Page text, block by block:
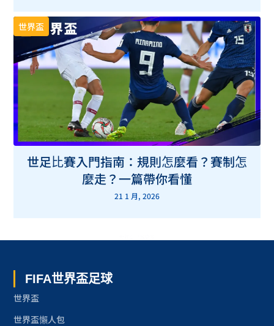
世界盃
世足比賽入門指南：規則怎麼看？賽制怎
麼走？一篇帶你看懂
21 1 月, 2026
FIFA世界盃足球
世界盃
世界盃懶人包